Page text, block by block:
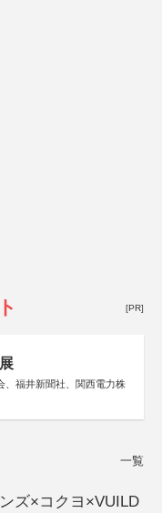
[PR]
、福井新聞社、関西電力株
一覧
ズ×コクヨ×VUILD